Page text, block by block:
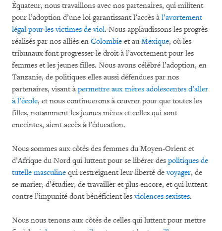
Équateur, nous travaillons avec nos partenaires, qui militent
pour l’adoption d’une loi garantissant l’accès à l’avortement
légal pour les victimes de viol. Nous applaudissons les progrès
réalisés par nos alliés en Colombie et au Mexique, où les
tribunaux font progresser le droit à l’avortement pour les
femmes et les jeunes filles. Nous avons célébré l’adoption, en
Tanzanie, de politiques elles aussi défendues par nos
partenaires, visant à permettre aux mères adolescentes d’aller
à l’école, et nous continuerons à œuvrer pour que toutes les
filles, notamment les jeunes mères et celles qui sont
enceintes, aient accès à l’éducation.
Nous sommes aux côtés des femmes du Moyen-Orient et
d’Afrique du Nord qui luttent pour se libérer des politiques de
tutelle masculine qui restreignent leur liberté devoyager, de
se marier, d’étudier, de travailler et plus encore, et qui luttent
contre l’impunité dont bénéficient lesviolences sexistes.
Nous nous tenons aux côtés de celles qui luttent pour mettre